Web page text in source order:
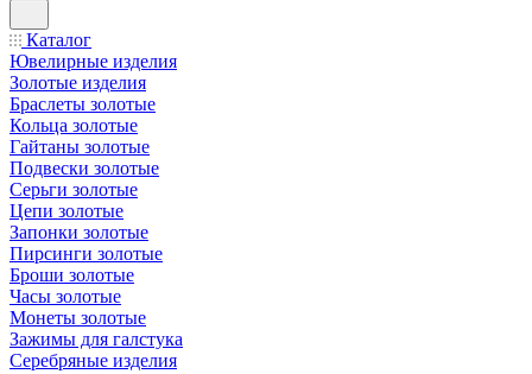
Каталог
Ювелирные изделия
Золотые изделия
Браслеты золотые
Кольца золотые
Гайтаны золотые
Подвески золотые
Серьги золотые
Цепи золотые
Запонки золотые
Пирсинги золотые
Броши золотые
Часы золотые
Монеты золотые
Зажимы для галстука
Серебряные изделия